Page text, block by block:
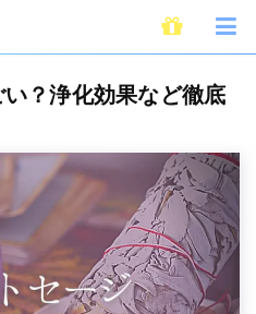
セージはすごい？浄化効果など徹底解説！
？浄化効果など徹底